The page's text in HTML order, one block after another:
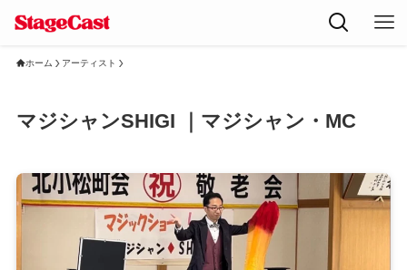
ホーム アーティスト
マジシャンSHIGI ｜マジシャン・MC